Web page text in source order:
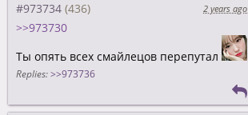
#973734 2 years ago
>>973730
Ты опять всех смайлецов перепутал
Replies: >>973736